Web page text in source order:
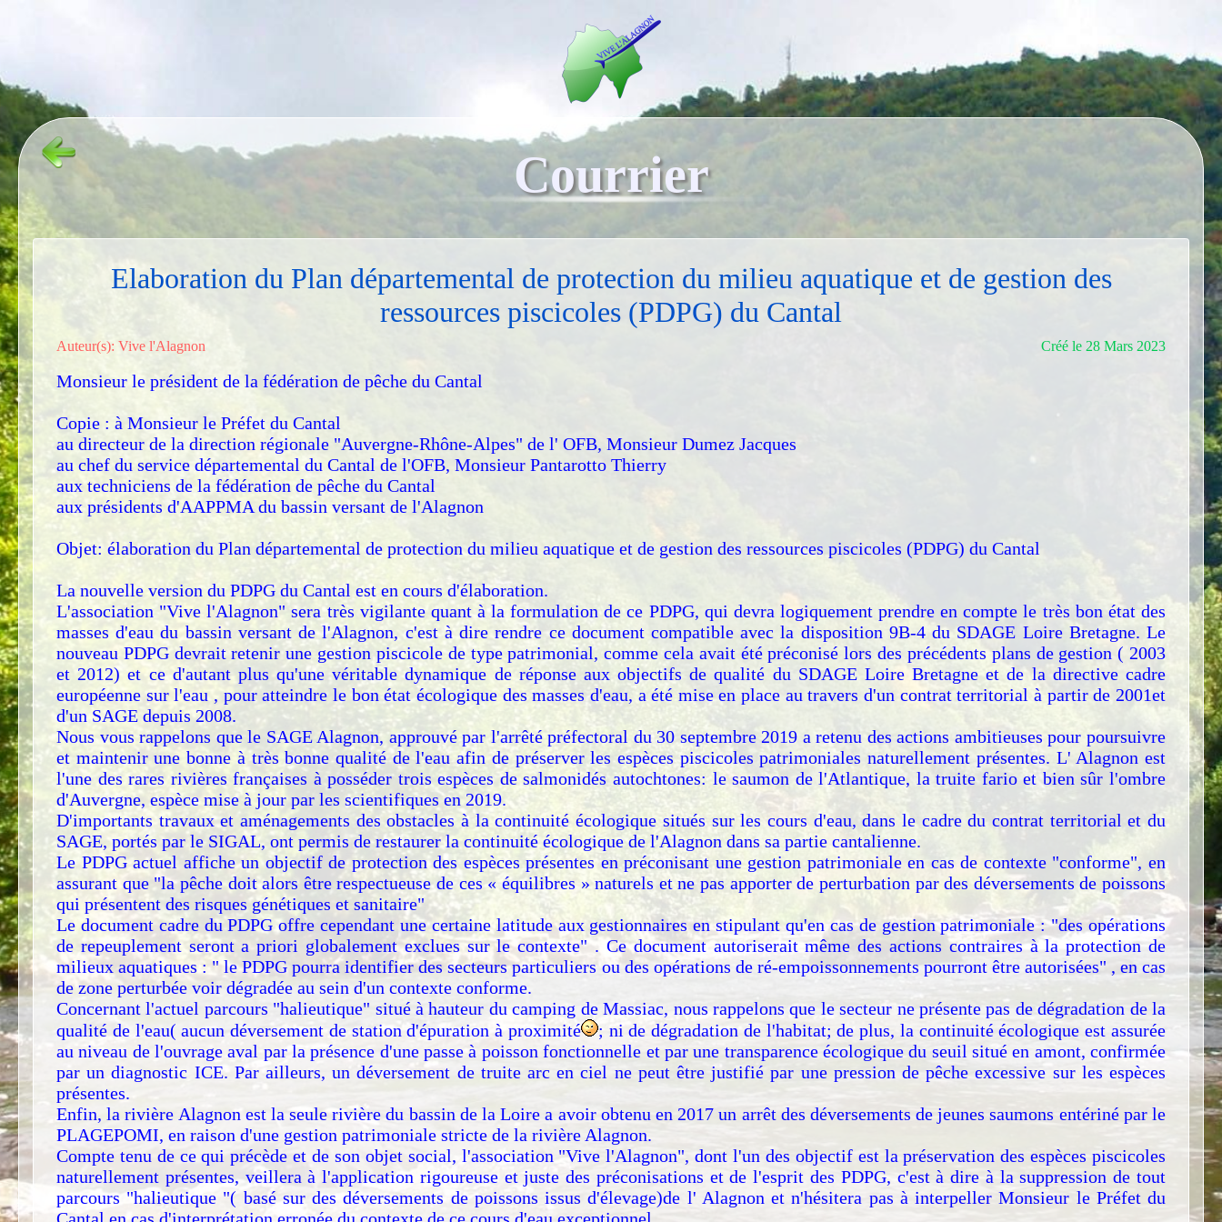
Courrier
Elaboration du Plan départemental de protection du milieu aquatique et de gestion des
ressources piscicoles (PDPG) du Cantal
Auteur(s): Vive l'Alagnon Créé le 28 Mars 2023
Monsieur le président de la fédération de pêche du Cantal
Copie : à Monsieur le Préfet du Cantal
au directeur de la direction régionale "Auvergne-Rhône-Alpes" de l' OFB, Monsieur Dumez Jacques
au chef du service départemental du Cantal de l'OFB, Monsieur Pantarotto Thierry
aux techniciens de la fédération de pêche du Cantal
aux présidents d'AAPPMA du bassin versant de l'Alagnon
Objet: élaboration du Plan départemental de protection du milieu aquatique et de gestion des ressources piscicoles (PDPG) du Cantal
La nouvelle version du PDPG du Cantal est en cours d'élaboration.
L'association "Vive l'Alagnon" sera très vigilante quant à la formulation de ce PDPG, qui devra logiquement prendre en compte le très bon état des
masses d'eau du bassin versant de l'Alagnon, c'est à dire rendre ce document compatible avec la disposition 9B-4 du SDAGE Loire Bretagne. Le
nouveau PDPG devrait retenir une gestion piscicole de type patrimonial, comme cela avait été préconisé lors des précédents plans de gestion ( 2003
et 2012) et ce d'autant plus qu'une véritable dynamique de réponse aux objectifs de qualité du SDAGE Loire Bretagne et de la directive cadre
européenne sur l'eau , pour atteindre le bon état écologique des masses d'eau, a été mise en place au travers d'un contrat territorial à partir de 2001et
d'un SAGE depuis 2008.
Nous vous rappelons que le SAGE Alagnon, approuvé par l'arrêté préfectoral du 30 septembre 2019 a retenu des actions ambitieuses pour poursuivre
et maintenir une bonne à très bonne qualité de l'eau afin de préserver les espèces piscicoles patrimoniales naturellement présentes. L' Alagnon est
l'une des rares rivières françaises à posséder trois espèces de salmonidés autochtones: le saumon de l'Atlantique, la truite fario et bien sûr l'ombre
d'Auvergne, espèce mise à jour par les scientifiques en 2019.
D'importants travaux et aménagements des obstacles à la continuité écologique situés sur les cours d'eau, dans le cadre du contrat territorial et du
SAGE, portés par le SIGAL, ont permis de restaurer la continuité écologique de l'Alagnon dans sa partie cantalienne.
Le PDPG actuel affiche un objectif de protection des espèces présentes en préconisant une gestion patrimoniale en cas de contexte "conforme", en
assurant que "la pêche doit alors être respectueuse de ces « équilibres » naturels et ne pas apporter de perturbation par des déversements de poissons
qui présentent des risques génétiques et sanitaire"
Le document cadre du PDPG offre cependant une certaine latitude aux gestionnaires en stipulant qu'en cas de gestion patrimoniale : "des opérations
de repeuplement seront a priori globalement exclues sur le contexte" . Ce document autoriserait même des actions contraires à la protection de
milieux aquatiques : " le PDPG pourra identifier des secteurs particuliers ou des opérations de ré-empoissonnements pourront être autorisées" , en cas
de zone perturbée voir dégradée au sein d'un contexte conforme.
Concernant l'actuel parcours "halieutique" situé à hauteur du camping de Massiac, nous rappelons que le secteur ne présente pas de dégradation de la
qualité de l'eau( aucun déversement de station d'épuration à proximité
; ni de dégradation de l'habitat; de plus, la continuité écologique est assurée
au niveau de l'ouvrage aval par la présence d'une passe à poisson fonctionnelle et par une transparence écologique du seuil situé en amont, confirmée
par un diagnostic ICE. Par ailleurs, un déversement de truite arc en ciel ne peut être justifié par une pression de pêche excessive sur les espèces
présentes.
Enfin, la rivière Alagnon est la seule rivière du bassin de la Loire a avoir obtenu en 2017 un arrêt des déversements de jeunes saumons entériné par le
PLAGEPOMI, en raison d'une gestion patrimoniale stricte de la rivière Alagnon.
Compte tenu de ce qui précède et de son objet social, l'association "Vive l'Alagnon", dont l'un des objectif est la préservation des espèces piscicoles
naturellement présentes, veillera à l'application rigoureuse et juste des préconisations et de l'esprit des PDPG, c'est à dire à la suppression de tout
parcours "halieutique "( basé sur des déversements de poissons issus d'élevage)de l' Alagnon et n'hésitera pas à interpeller Monsieur le Préfet du
Cantal en cas d'interprétation erronée du contexte de ce cours d'eau exceptionnel.